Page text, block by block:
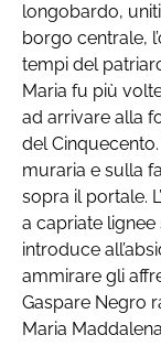
longobardo,
borgo centrale,
tempi del
Maria fu più
ad arrivare alla
del
muraria e sulla
sopra il portale.
a capriate
introduce
ammirare gli
Gaspare Negro
Maria